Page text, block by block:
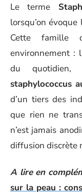
Le terme
lorsqu’on
Cette famille
environnement :
du
staphylococcus
d’un tiers des
que rien ne
n’est jamais
diffusion discrète
A lire en
sur la peau :